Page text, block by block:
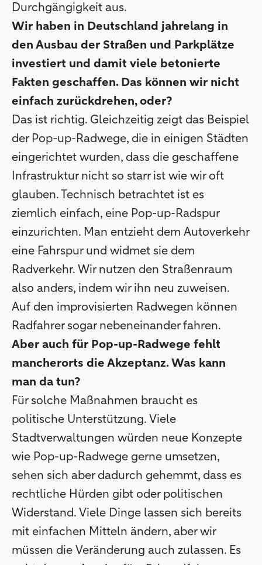
Durchgängigkeit aus.
Wir haben in Deutschland jahrelang in
den Ausbau der Straßen und Parkplätze
investiert und damit viele betonierte
Fakten geschaffen. Das können wir nicht
einfach zurückdrehen, oder?
Das ist richtig. Gleichzeitig zeigt das Beispiel
der Pop-up-Radwege, die in einigen Städten
eingerichtet wurden, dass die geschaffene
Infrastruktur nicht so starr ist wie wir oft
glauben. Technisch betrachtet ist es
ziemlich einfach, eine Pop-up-Radspur
einzurichten. Man entzieht dem Autoverkehr
eine Fahrspur und widmet sie dem
Radverkehr. Wir nutzen den Straßenraum
also anders, indem wir ihn neu zuweisen.
Auf den improvisierten Radwegen können
Radfahrer sogar nebeneinander fahren.
Aber auch für Pop-up-Radwege fehlt
mancherorts die Akzeptanz. Was kann
man da tun?
Für solche Maßnahmen braucht es
politische Unterstützung. Viele
Stadtverwaltungen würden neue Konzepte
wie Pop-up-Radwege gerne umsetzen,
sehen sich aber dadurch gehemmt, dass es
rechtliche Hürden gibt oder politischen
Widerstand. Viele Dinge lassen sich bereits
mit einfachen Mitteln ändern, aber wir
müssen die Veränderung auch zulassen. Es